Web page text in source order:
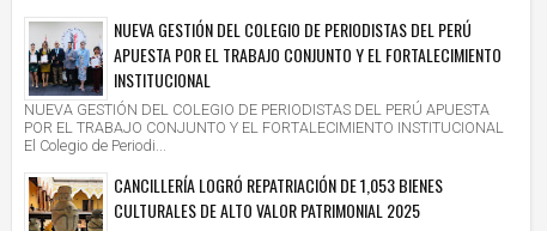
NUEVA GESTIÓN DEL COLEGIO DE PERIODISTAS DEL PERÚ
APUESTA POR EL TRABAJO CONJUNTO Y EL FORTALECIMIENTO
INSTITUCIONAL
NUEVA GESTIÓN DEL COLEGIO DE PERIODISTAS DEL PERÚ APUESTA
POR EL TRABAJO CONJUNTO Y EL FORTALECIMIENTO INSTITUCIONAL
El Colegio de Periodi...
CANCILLERÍA LOGRÓ REPATRIACIÓN DE 1,053 BIENES
CULTURALES DE ALTO VALOR PATRIMONIAL 2025